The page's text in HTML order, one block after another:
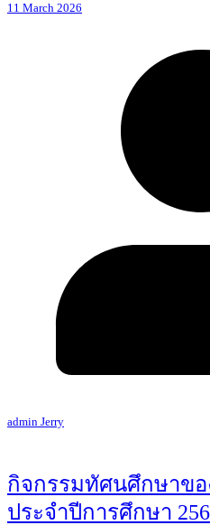
11 March 2026
admin Jerry
กิจกรรมทัศนศึกษาขอ
ประจำปีการศึกษา